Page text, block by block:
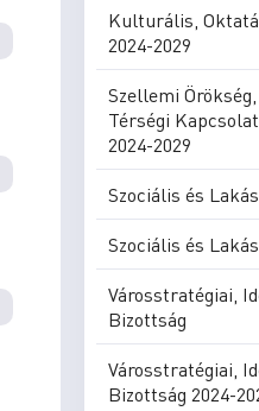
Kulturális,
2024-2029
Szellemi
Térségi
2024-2029
Szociális és
Szociális és
Városstratégiai,
Bizottság
Városstratégiai,
Bizottság 2024-